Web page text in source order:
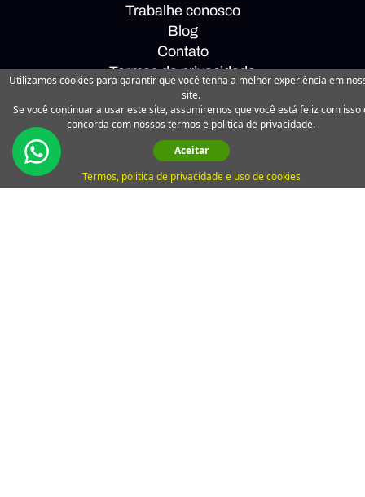
Trabalhe conosco
Blog
Contato
Termos de privacidade
Newsletter
Explore as últimas tendências e dicas exclusivas em
marketing digital diretamente no seu email.
Utilizamos cookies para garantir que você tenha a melhor experiência em
site.
Se você continuar a usar este site, assumiremos que você está feliz com isso
concorda com nossos termos e politica de privacidade.
Aceitar
Termos, politica de privacidade e uso de cookies